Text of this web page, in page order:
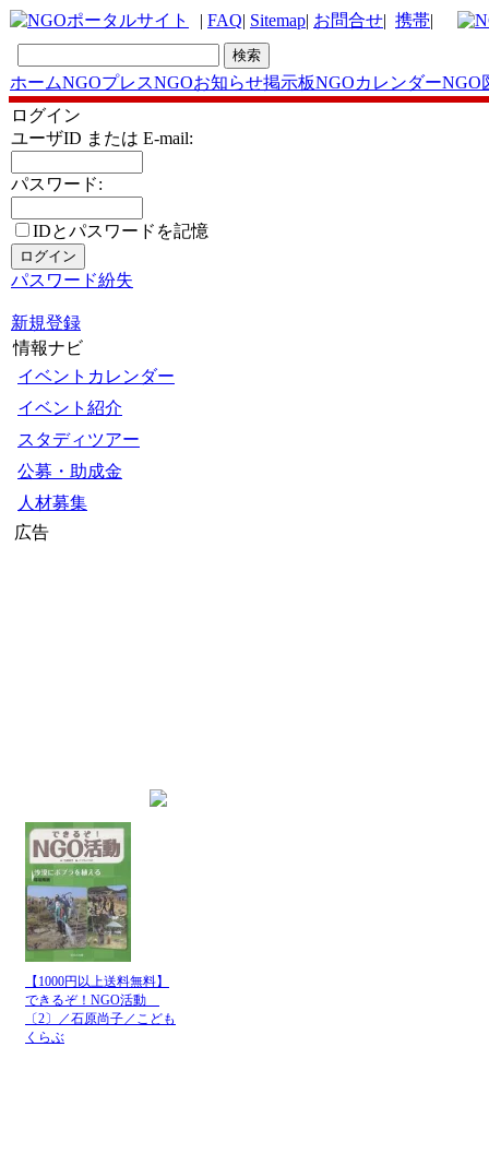
| FAQ| Sitemap| お問合せ| 携帯|
ホームNGOプレスNGOお知らせ掲示板NGOカレンダーNGO
ログイン
ユーザID または E-mail:
パスワード:
IDとパスワードを記憶
パスワード紛失
新規登録
情報ナビ
イベントカレンダー
イベント紹介
スタディツアー
公募・助成金
人材募集
広告
【1000円以上送料無料】
できるぞ！NGO活動
〔2〕／石原尚子／こども
くらぶ